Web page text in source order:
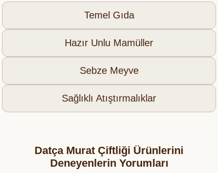
Temel Gıda
Hazır Unlu Mamüller
Sebze Meyve
Sağlıklı Atıştırmalıklar
Datça Murat Çiftliği Ürünlerini
Deneyenlerin Yorumları